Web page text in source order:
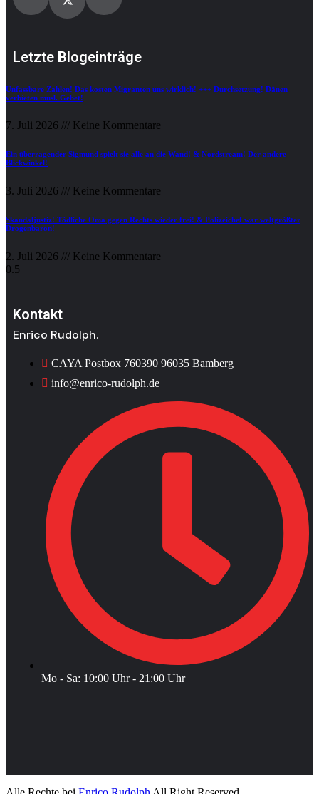
Letzte Blogeinträge
Unfassbare Zahlen! Das kosten Migranten uns wirklich! +++ Durchsetzung! Dänen
verbieten musl. Gebet!
7. Juli 2026 Keine Kommentare
Ein überragender Sigmund spielt sie alle an die Wand! & Nordstream! Der andere
Blickwinkel!
3. Juli 2026 Keine Kommentare
Skandaljustiz! Tödliche Oma gegen Rechts wieder frei! & Polizeichef war weltgrößter
Drogenbaron!
2. Juli 2026 Keine Kommentare
Kontakt
Enrico Rudolph.
CAYA Postbox 760390 96035 Bamberg
info@enrico-rudolph.de
Mo - Sa: 10:00 Uhr - 21:00 Uhr